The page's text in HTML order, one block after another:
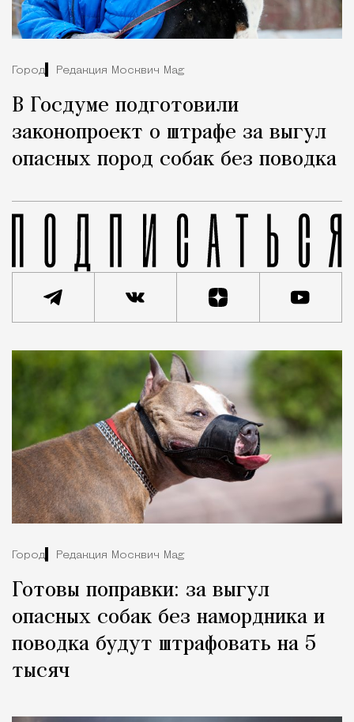
Город Редакция Москвич Mag
В Госдуме подготовили
законопроект о штрафе за выгул
опасных пород собак без поводка
Город Редакция Москвич Mag
Готовы поправки: за выгул
опасных собак без намордника и
поводка будут штрафовать на 5
тысяч